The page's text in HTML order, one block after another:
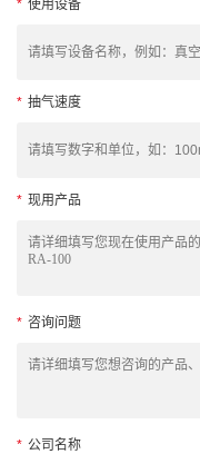
* 使用设备
* 抽气速度
* 现用产品
* 咨询问题
* 公司名称